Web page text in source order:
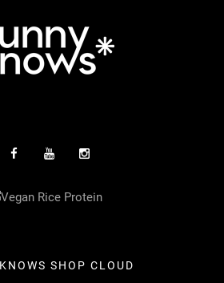
SHOP CLOUD